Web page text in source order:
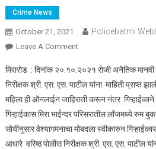
Crime News
October 21, 2021 Policebatmi
Leave A CommentOn ऑनलाईन वेश्या व्यवसाय
मिरारोड : दिनांक २०.१०.२०२१ रोजी अनैतिक मानवी
निरीक्षक श्री. एस. एस. पाटील यांना माहिती प्राप्त
महिला ही ऑनलाईन जाहिराती करून नंतर
गिऱ्हाईकास मिरा भाईन्दर परिसरातील लॉजमध्ये रुम
सोयीनुसार वेश्यागमनाचा मोबदला स्वीकारुन
आधारे वरिष्ठ पोलीस निरीक्षक श्री. एस. एस. पाटील